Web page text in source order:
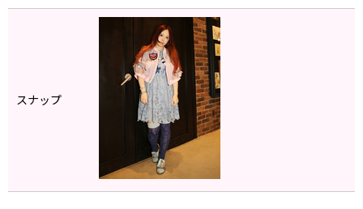
スナップ